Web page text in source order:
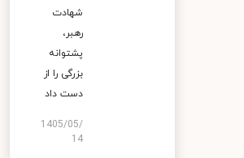
شهادت
رهبر،
پشتوانه
بزرگی را از
دست داد
1405/05/
14